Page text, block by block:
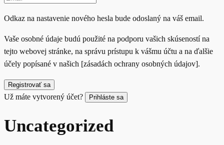
Odkaz na nastavenie nového hesla bude odoslaný na váš email.
Vaše osobné údaje budú použité na podporu vašich skúseností na
tejto webovej stránke, na správu prístupu k vášmu účtu a na ďalšie
účely popísané v našich [zásadách ochrany osobných údajov].
Registrovať sa
Už máte vytvorený účet? Prihláste sa
Uncategorized